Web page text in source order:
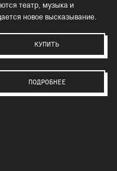
театр, музыка и
новое высказывание.
КУПИТЬ
ПОДРОБНЕЕ